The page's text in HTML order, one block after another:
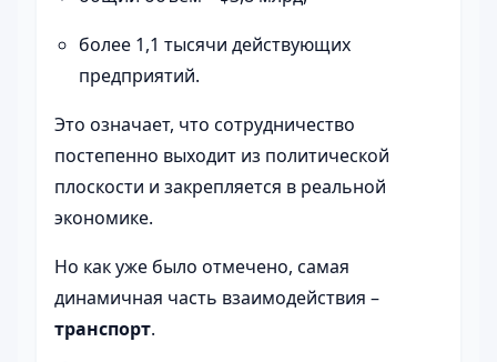
более 1,1 тысячи действующих
предприятий.
Это означает, что сотрудничество
постепенно выходит из политической
плоскости и закрепляется в реальной
экономике.
Но как уже было отмечено, самая
динамичная часть взаимодействия –
транспорт.